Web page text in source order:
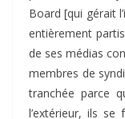
Board [qui gérait
entièrement
de ses médias
membres de
tranchée parce
l’extérieur, ils